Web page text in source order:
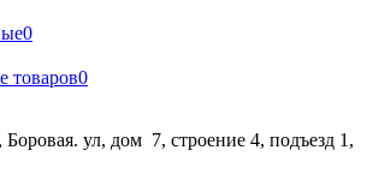
0
товаров0
Боровая. ул, дом 7, строение 4, подъезд 1,